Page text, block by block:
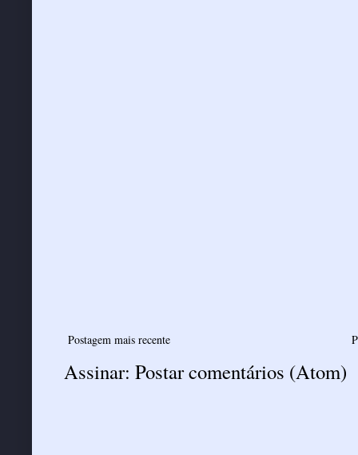
Postagem mais recente
Assinar: Postar comentários (Atom)